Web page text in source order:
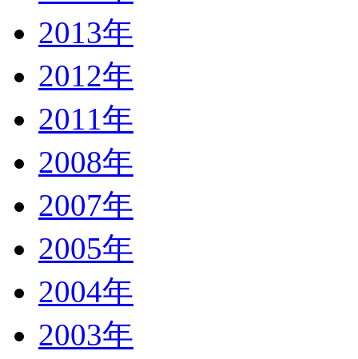
2013年
2012年
2011年
2008年
2007年
2005年
2004年
2003年